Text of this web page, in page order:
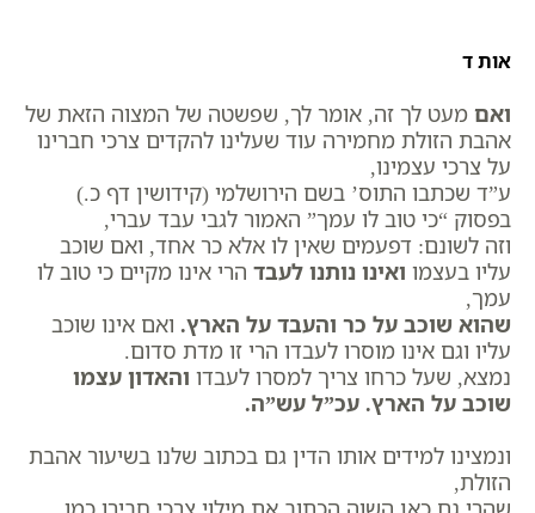
אות ד
ואם מעט לך זה, אומר לך, שפשטה של המצוה הזאת של
אהבת הזולת מחמירה עוד שעלינו להקדים צרכי חברינו
על צרכי עצמינו,
ע”ד שכתבו התוס’ בשם הירושלמי (קידושין דף כ.)
בפסוק “כי טוב לו עמך” האמור לגבי עבד עברי,
וזה לשונם: דפעמים שאין לו אלא כר אחד, ואם שוכב
עליו בעצמו ואינו נותנו לעבד הרי אינו מקיים כי טוב לו
עמך,
שהוא שוכב על כר והעבד על הארץ. ואם אינו שוכב
עליו וגם אינו מוסרו לעבדו הרי זו מדת סדום.
נמצא, שעל כרחו צריך למסרו לעבדו והאדון עצמו
שוכב על הארץ. עכ”ל עש”ה.
ונמצינו למידים אותו הדין גם בכתוב שלנו בשיעור אהבת
הזולת,